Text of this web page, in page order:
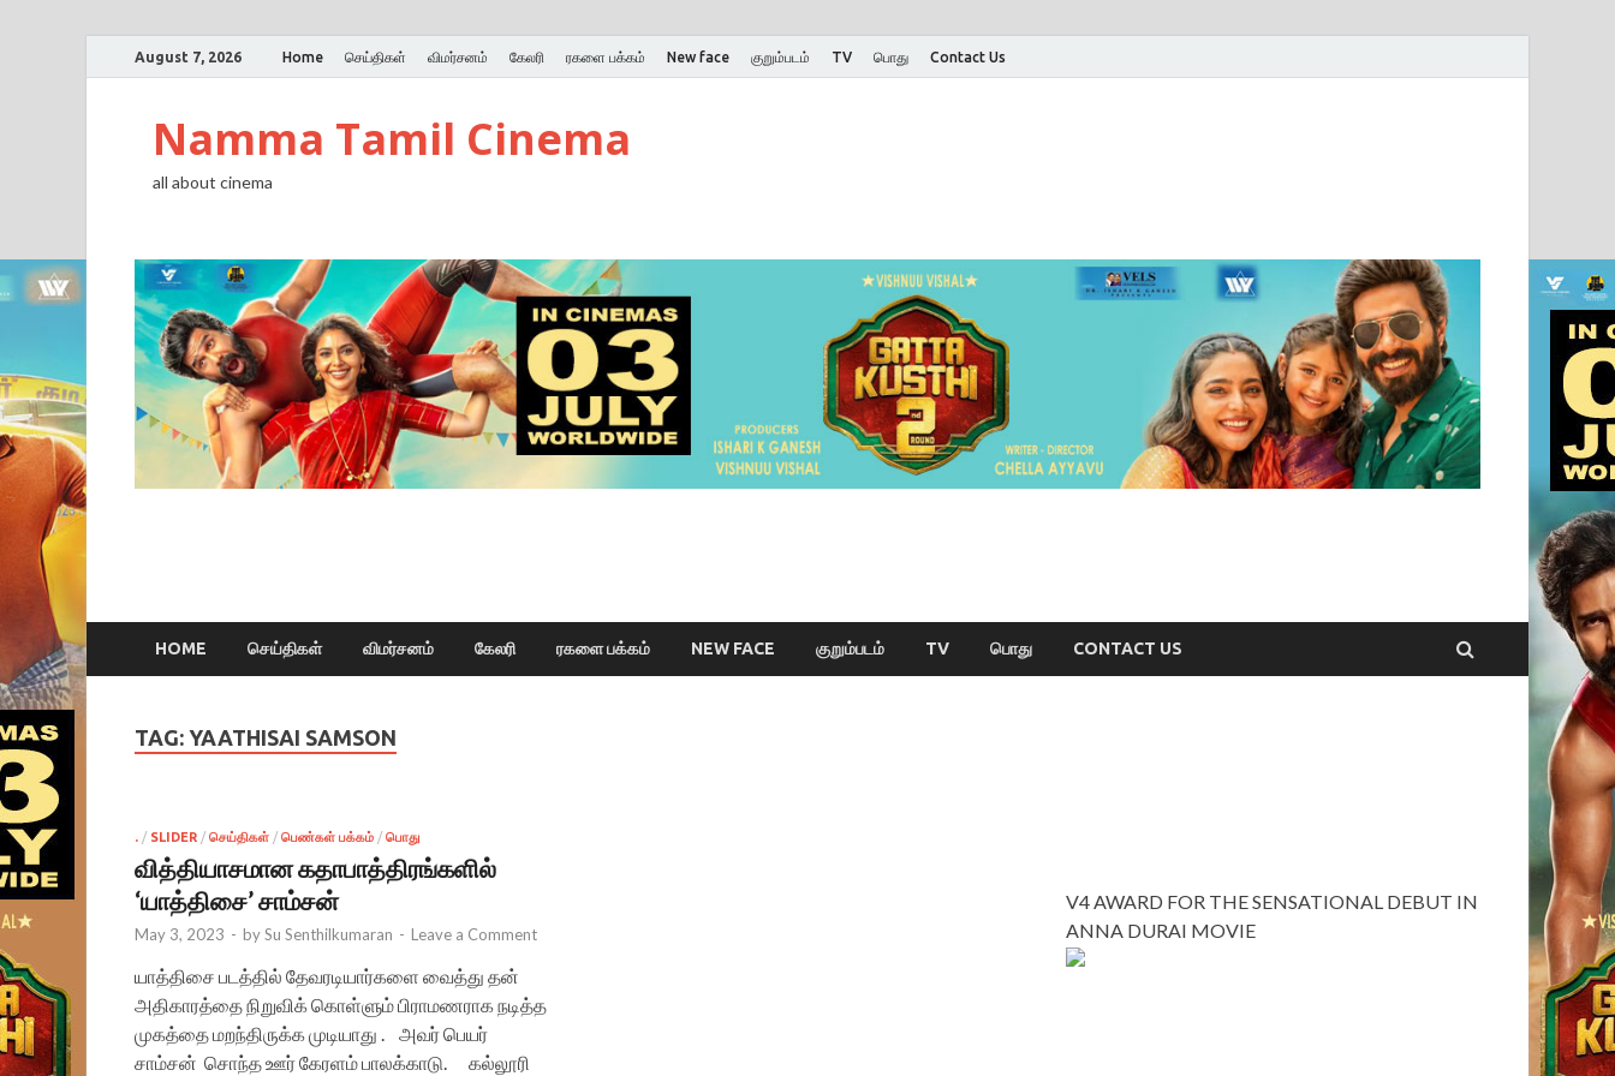
August 7, 2026 Home செய்திகள் விமர்சனம் கேலரி ரகளை பக்கம் New face குறும்படம் TV பொது Contact Us
Namma Tamil Cinema
all about cinema
HOME செய்திகள் விமர்சனம் கேலரி ரகளை பக்கம் NEW FACE குறும்படம் TV பொது CONTACT US
TAG: YAATHISAI SAMSON
. / SLIDER / செய்திகள் / பெண்கள் பக்கம் / பொது
வித்தியாசமான கதாபாத்திரங்களில்
‘யாத்திசை’ சாம்சன்
May 3, 2023 - bySu Senthilkumaran - Leave a Comment
யாத்திசை படத்தில் தேவரடியார்களை வைத்து தன்
அதிகாரத்தை நிறுவிக் கொள்ளும் பிராமணராக நடித்த
முகத்தை மறந்திருக்க முடியாது . அவர் பெயர்
சாம்சன் சொந்த ஊர் கேரளம் பாலக்காடு. கல்லூரி
V4 AWARD FOR THE SENSATIONAL DEBUT IN
ANNA DURAI MOVIE